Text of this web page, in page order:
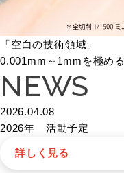
「空白の技術領域」
0.001mm～1mmを極める
NEWS
2026.04.08
2026年 活動予定
詳しく見る